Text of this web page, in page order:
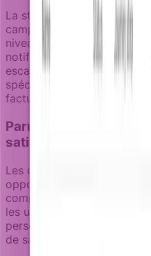
La stratégie de canal
campagnes de revenus.
niveau à haute valeur
notifications in-app pour
escalader vers l'email si
spécifique. Le SMS reste
facturation urgents
Parrainage :
satisfaits en
Les campagnes de
opportunités d'expansion
comportements
les utilisateurs susceptibles
personnes basé sur les
de satisfaction.